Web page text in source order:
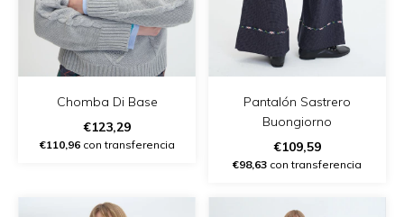
Chomba Di Base
€123,29
€110,96con transferencia
Pantalón Sastrero
Buongiorno
€109,59
€98,63 con transferencia